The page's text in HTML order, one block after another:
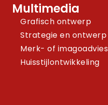
Multimedia
Grafisch ontwerp
Strategie en ontwerp
Merk- of imagoadvies
Huisstijlontwikkeling